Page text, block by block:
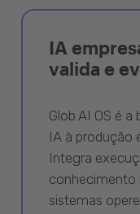
IA
valida e
Glob.AI OS é
IA à produção
Integra
conhecimento
sistemas